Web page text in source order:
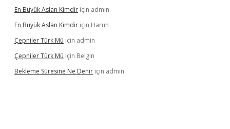
En Büyük Aslan Kimdir için admin
En Büyük Aslan Kimdir için Harun
Çepniler Türk Mü için admin
Çepniler Türk Mü için Belgin
Bekleme Süresine Ne Denir için admin